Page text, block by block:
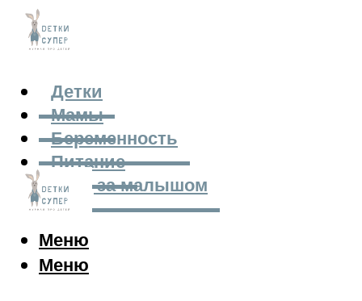
Детки
Мамы
Беременность
Питание
Уход за малышом
Меню
Меню